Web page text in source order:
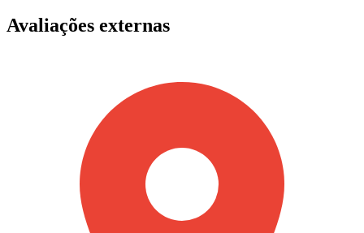
Avaliações externas